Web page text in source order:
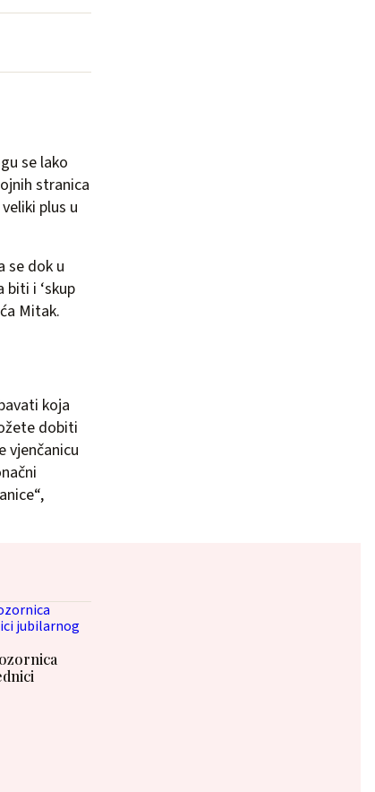
se lako
stranica
plus u
se dok u
i ‘skup
Mitak.
koja
dobiti
vjenčanicu